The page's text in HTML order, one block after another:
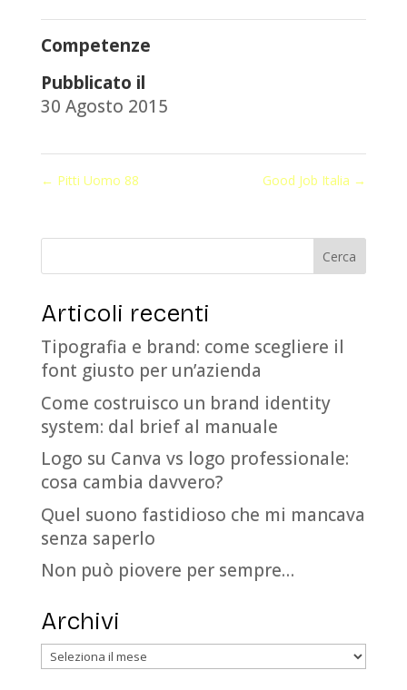
Competenze
Pubblicato il
30 Agosto 2015
← Pitti Uomo 88 Good Job Italia →
Articoli recenti
Tipografia e brand: come scegliere il
font giusto per un’azienda
Come costruisco un brand identity
system: dal brief al manuale
Logo su Canva vs logo professionale:
cosa cambia davvero?
Quel suono fastidioso che mi mancava
senza saperlo
Non può piovere per sempre…
Archivi
Archivi